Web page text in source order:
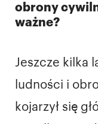
obrony
ważne?
Jeszcze kilka
ludności i
kojarzył się